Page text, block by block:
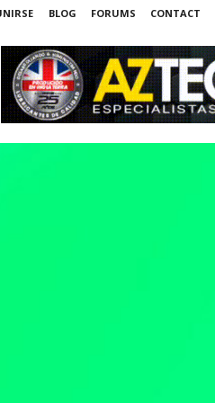
BLOG FORUMS CONTACT